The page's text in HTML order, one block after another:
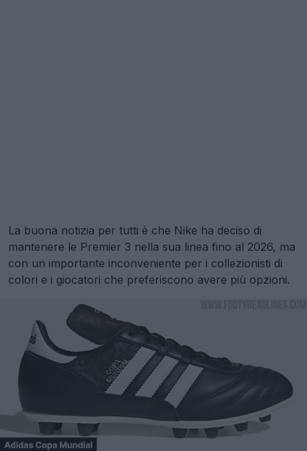
La buona notizia per tutti è che Nike ha deciso di
mantenere le Premier 3 nella sua linea fino al 2026, ma
con un importante inconveniente per i collezionisti di
colori e i giocatori che preferiscono avere più opzioni.